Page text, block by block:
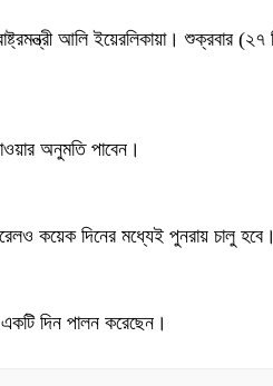
আলি ইয়েরলিকায়া। শুক্রবার
অনুমতি পাবেন।
কয়েক দিনের মধ্যেই পুনরায় চালু হবে।
দিন পালন করেছেন।